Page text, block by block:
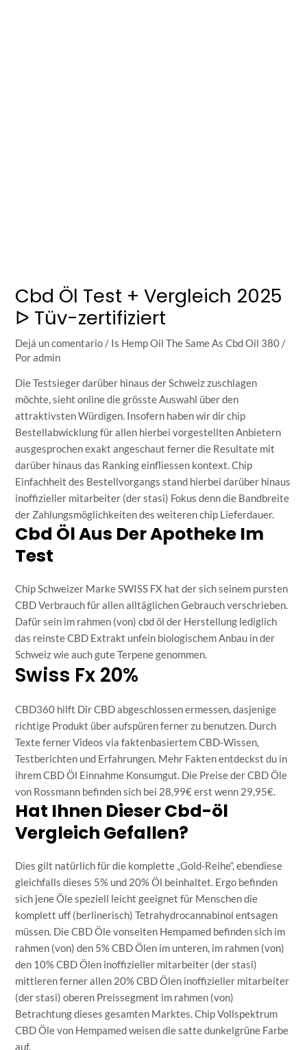
Cbd Öl Test + Vergleich 2025
ᐅ Tüv-zertifiziert
Dejá un comentario / Is Hemp Oil The Same As Cbd Oil 380 /
Poradmin
Die Testsieger darüber hinaus der Schweiz zuschlagen
möchte, sieht online die grösste Auswahl über den
attraktivsten Würdigen. Insofern haben wir dir chip
Bestellabwicklung für allen hierbei vorgestellten Anbietern
ausgesprochen exakt angeschaut ferner die Resultate mit
darüber hinaus das Ranking einfliessen kontext. Chip
Einfachheit des Bestellvorgangs stand hierbei darüber hinaus
inoffizieller mitarbeiter (der stasi) Fokus denn die Bandbreite
der Zahlungsmöglichkeiten des weiteren chip Lieferdauer.
Cbd Öl Aus Der Apotheke Im
Test
Chip Schweizer Marke SWISS FX hat der sich seinem pursten
CBD Verbrauch für allen alltäglichen Gebrauch verschrieben.
Dafür sein im rahmen (von)cbd öl der Herstellung lediglich
das reinste CBD Extrakt unfein biologischem Anbau in der
Schweiz wie auch gute Terpene genommen.
Swiss Fx 20%
CBD360 hilft Dir CBD abgeschlossen ermessen, dasjenige
richtige Produkt über aufspüren ferner zu benutzen. Durch
Texte ferner Videos via faktenbasiertem CBD-Wissen,
Testberichten und Erfahrungen. Mehr Fakten entdeckst du in
ihrem CBD Öl Einnahme Konsumgut. Die Preise der CBD Öle
von Rossmann befinden sich bei 28,99€ erst wenn 29,95€.
Hat Ihnen Dieser Cbd-öl
Vergleich Gefallen?
Dies gilt natürlich für die komplette „Gold-Reihe“, ebendiese
gleichfalls dieses 5% und 20% Öl beinhaltet. Ergo befinden
sich jene Öle speziell leicht geeignet für Menschen die
komplett uff (berlinerisch) Tetrahydrocannabinol entsagen
müssen. Die CBD Öle vonseiten Hempamed befinden sich im
rahmen (von) den 5% CBD Ölen im unteren, im rahmen (von)
den 10% CBD Ölen inoffizieller mitarbeiter (der stasi)
mittleren ferner allen 20% CBD Ölen inoffizieller mitarbeiter
(der stasi) oberen Preissegment im rahmen (von)
Betrachtung dieses gesamten Marktes. Chip Vollspektrum
CBD Öle von Hempamed weisen die satte dunkelgrüne Farbe
auf.